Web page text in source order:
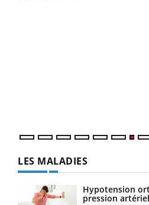
LES MALADIES
Hypotension
pression